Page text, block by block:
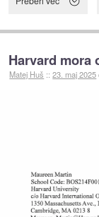
Harvard mora
Matej Huš ::23. maj 2025